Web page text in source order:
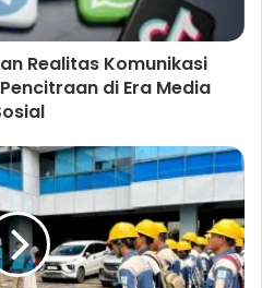
Realitas Komunikasi
di Era Media